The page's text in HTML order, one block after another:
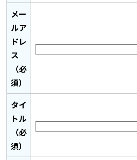
メー
ルア
ドレ
ス
（必
須）
タイ
トル
（必
須）